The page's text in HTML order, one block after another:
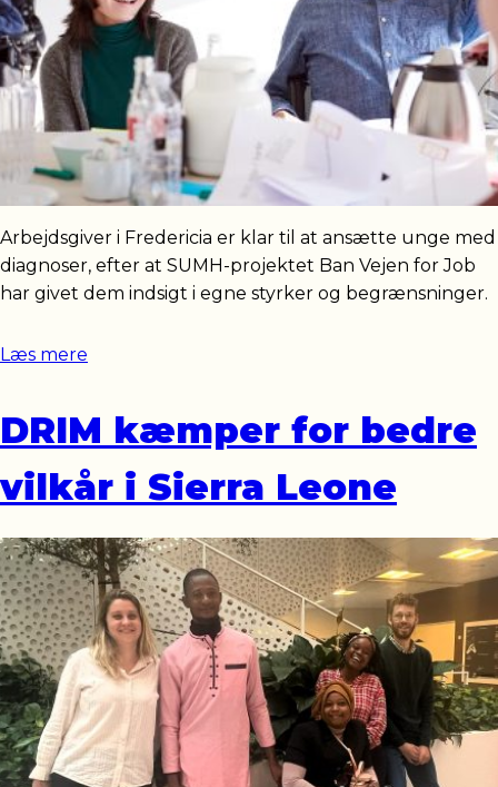
Arbejdsgiver i Fredericia er klar til at ansætte unge med
diagnoser, efter at SUMH-projektet Ban Vejen for Job
har givet dem indsigt i egne styrker og begrænsninger.
Læs mere
DRIM kæmper for bedre
vilkår i Sierra Leone